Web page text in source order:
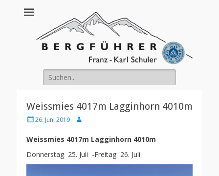
Franz Schuler
Suche
nach:
Weissmies 4017m Lagginhorn 4010m
Posted26. Juni 2019 Author
Weissmies 4017m Lagginhorn 4010m
Donnerstag 25. Juli -Freitag 26. Juli